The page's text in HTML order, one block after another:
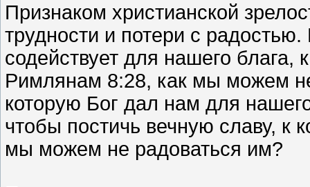
Признаком христианской
трудности и потери с
содействует для нашего блага,
Римлянам 8:28, как мы можем
которую Бог дал нам для
чтобы постичь вечную славу, к
мы можем не радоваться им?